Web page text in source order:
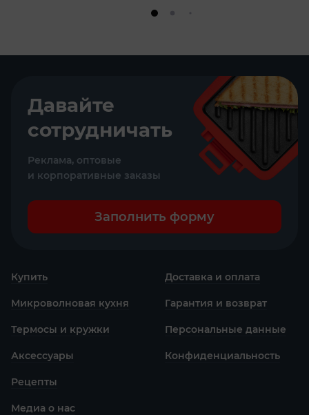
Давайте
сотрудничать
Реклама, оптовые
и корпоративные заказы
Заполнить форму
Купить
Микроволновая кухня
Термосы и кружки
Аксессуары
Рецепты
Медиа о нас
Доставка и оплата
Гарантия и возврат
Персональные данные
Конфиденциаль­ность